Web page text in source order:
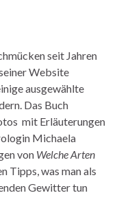
seit Jahren
Website
ausgewählte
Das Buch
mit Erläuterungen
Michaela
von Welche Arten
Tipps, was man als
Gewitter tun